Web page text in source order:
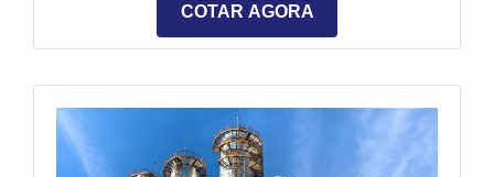
COTAR AGORA